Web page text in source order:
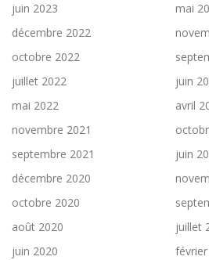
juin 2023
mai
décembre 2022
octobre 2022
juillet 2022
juin
mai 2022
avril
novembre 2021
septembre 2021
juin
décembre 2020
octobre 2020
août 2020
juillet
juin 2020